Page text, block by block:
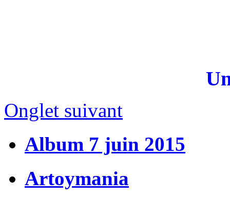
Onglet suivant
Album 7 juin 2015
Artoymania